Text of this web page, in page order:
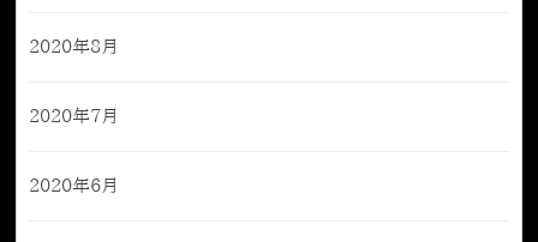
2020年8月
2020年7月
2020年6月